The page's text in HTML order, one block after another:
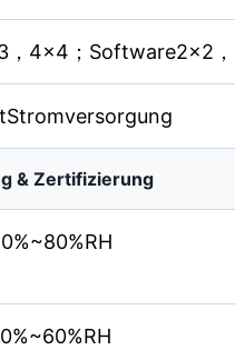
，4x4；Software2x2
& Zertifizierung